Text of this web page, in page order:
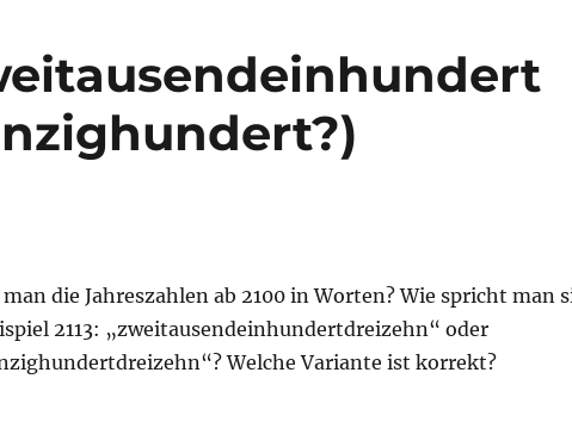
die Jahreszahlen ab 2100 in Worten? Wie spricht man
2113: „zweitausendeinhundertdreizehn“ oder
Welche Variante ist korrekt?